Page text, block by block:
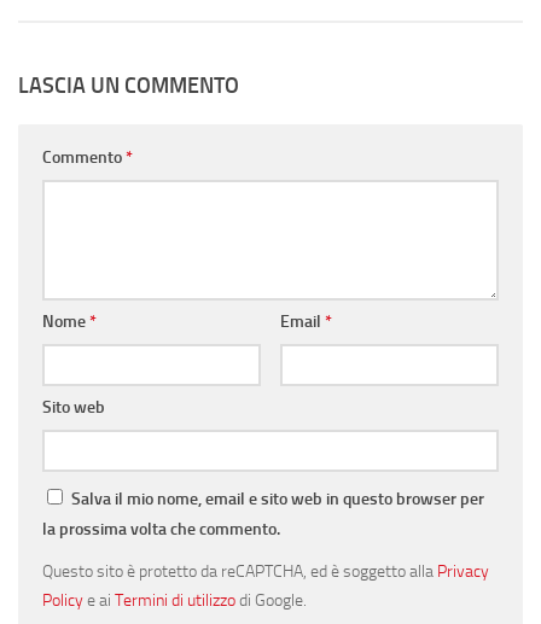
LASCIA UN COMMENTO
Commento*
Nome* Email *
Sito web
Salva il mio nome, email e sito web in questo browser per
la prossima volta che commento.
Questo sito è protetto da reCAPTCHA, ed è soggetto alla Privacy
Policye ai Termini di utilizzodi Google.